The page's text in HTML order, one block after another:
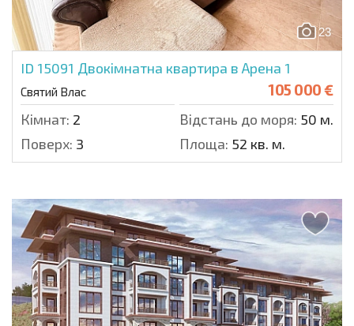
23
ID 15091 Двокімнатна квартира в Арена 1
Святий Влас 105 000 €
Кімнат: 2 Відстань до моря: 50 м.
Поверх: 3 Площа: 52 кв. м.